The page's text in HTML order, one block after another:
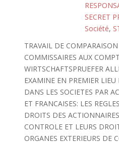
SECRET
Société,
TRAVAIL DE
COMMISSAIRES AUX
WIRTSCHAFTSPRUEFER
EXAMINE EN PREMIER
DANS LES SOCIETES PAR
ET FRANCAISES: LES
DROITS DES
CONTROLE ET LEURS
ORGANES EXTERIEURS DE